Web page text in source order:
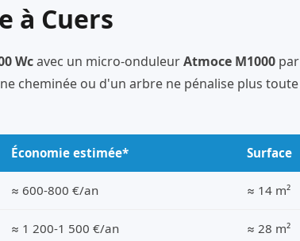
à Cuers
Wcavec un micro-onduleurAtmoce M1000 par
cheminée ou d'un arbre ne pénalise plus toute
Économie estimée* Surface
≈ 600-800 €/an ≈ 14 m²
≈ 1 200-1 500 €/an ≈ 28 m²